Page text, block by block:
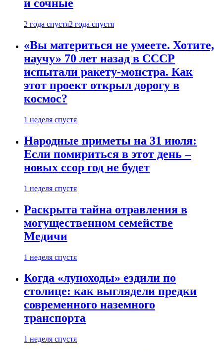
и сочные
2 года спустя2 года спустя
«Вы материться не умеете. Хотите,
научу» 70 лет назад в СССР
испытали ракету-монстра. Как
этот проект открыл дорогу в
космос?
1 неделя спустя
Народные приметы на 31 июля:
Если помириться в этот день –
новых ссор год не будет
1 неделя спустя
Раскрыта тайна отравления в
могущественном семействе
Медичи
1 неделя спустя
Когда «луноходы» ездили по
столице: как выглядели предки
современного наземного
транспорта
1 неделя спустя